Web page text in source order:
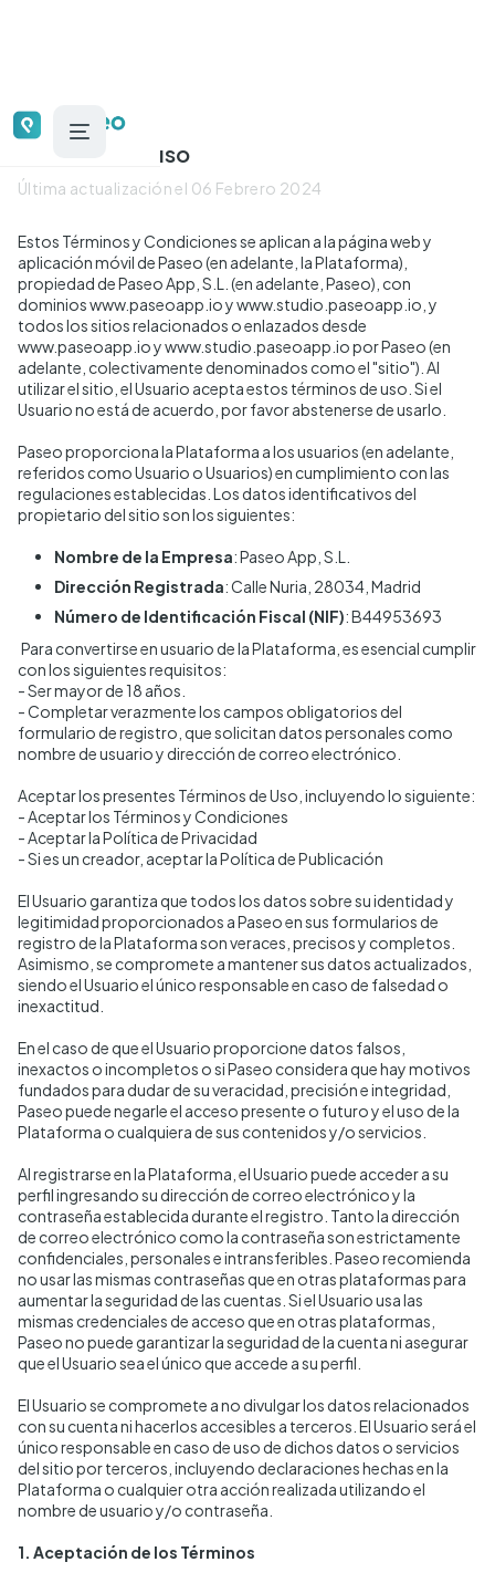
Términos de uso
Última actualización el 06 Febrero 2024
Estos Términos y Condiciones se aplican a la página web y
aplicación móvil de Paseo (en adelante, la Plataforma),
propiedad de Paseo App, S.L. (en adelante, Paseo), con
dominioswww.paseoapp.ioywww.studio.paseoapp.io , y
todos los sitios relacionados o enlazados desde
www.paseoapp.ioywww.studio.paseoapp.iopor Paseo (en
adelante, colectivamente denominados como el "sitio"). Al
utilizar el sitio, el Usuario acepta estos términos de uso. Si el
Usuario no está de acuerdo, por favor abstenerse de usarlo.
Paseo proporciona la Plataforma a los usuarios (en adelante,
referidos como Usuario o Usuarios) en cumplimiento con las
regulaciones establecidas. Los datos identificativos del
propietario del sitio son los siguientes:
Nombre de la Empresa: Paseo App, S.L.
Dirección Registrada: Calle Nuria, 28034, Madrid
Número de Identificación Fiscal (NIF): B44953693
Para convertirse en usuario de la Plataforma, es esencial cumplir
con los siguientes requisitos:
- Ser mayor de 18 años.
- Completar verazmente los campos obligatorios del
formulario de registro, que solicitan datos personales como
nombre de usuario y dirección de correo electrónico.
Aceptar los presentes Términos de Uso, incluyendo lo siguiente:
- Aceptar los Términos y Condiciones
- Aceptar la Política de Privacidad
- Si es un creador, aceptar la Política de Publicación
El Usuario garantiza que todos los datos sobre su identidad y
legitimidad proporcionados a Paseo en sus formularios de
registro de la Plataforma son veraces, precisos y completos.
Asimismo, se compromete a mantener sus datos actualizados,
siendo el Usuario el único responsable en caso de falsedad o
inexactitud.
En el caso de que el Usuario proporcione datos falsos,
inexactos o incompletos o si Paseo considera que hay motivos
fundados para dudar de su veracidad, precisión e integridad,
Paseo puede negarle el acceso presente o futuro y el uso de la
Plataforma o cualquiera de sus contenidos y/o servicios.
Al registrarse en la Plataforma, el Usuario puede acceder a su
perfil ingresando su dirección de correo electrónico y la
contraseña establecida durante el registro. Tanto la dirección
de correo electrónico como la contraseña son estrictamente
confidenciales, personales e intransferibles. Paseo recomienda
no usar las mismas contraseñas que en otras plataformas para
aumentar la seguridad de las cuentas. Si el Usuario usa las
mismas credenciales de acceso que en otras plataformas,
Paseo no puede garantizar la seguridad de la cuenta ni asegurar
que el Usuario sea el único que accede a su perfil.
El Usuario se compromete a no divulgar los datos relacionados
con su cuenta ni hacerlos accesibles a terceros. El Usuario será el
único responsable en caso de uso de dichos datos o servicios
del sitio por terceros, incluyendo declaraciones hechas en la
Plataforma o cualquier otra acción realizada utilizando el
nombre de usuario y/o contraseña.
1. Aceptación de los Términos